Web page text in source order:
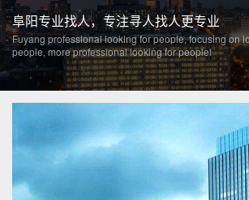
阜阳专业找人，专注寻人找人更专业
Fuyang professional looking for people, focusing on
people, more professional looking for peoplel